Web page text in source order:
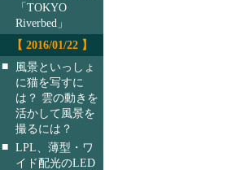
「TOKYO
Riverbed」
【 2016/01/22 】
■
風景といっしょ
に猫を写すに
は？ 雲の動きを
活かして風景を
撮るには？
■ LPL、薄型・ワ
イド配光のLED